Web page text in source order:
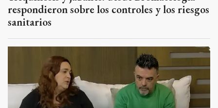
respondieron sobre los controles y los riesgos
sanitarios